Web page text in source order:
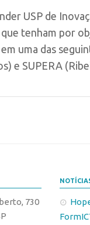
USP de
tenham por
uma das
e SUPERA
730